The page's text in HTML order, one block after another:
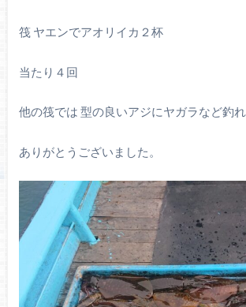
筏 ヤエンでアオリイカ２杯
当たり４回
他の筏では 型の良いアジにヤガラなど釣れ
ありがとうございました。